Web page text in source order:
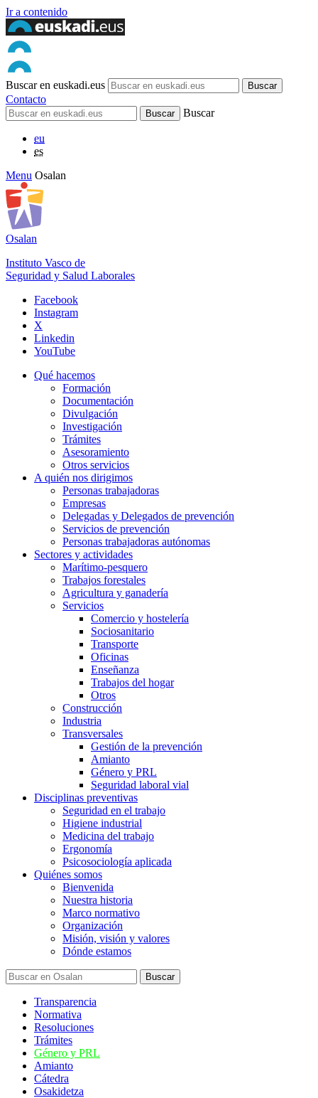
Ir a contenido
Buscar en euskadi.eus
Contacto
Buscar
eu
es
Menu Osalan
Osalan
Instituto Vasco de
Seguridad y Salud Laborales
Facebook
Instagram
X
Linkedin
YouTube
Qué hacemos
Formación
Documentación
Divulgación
Investigación
Trámites
Asesoramiento
Otros servicios
A quién nos dirigimos
Personas trabajadoras
Empresas
Delegadas y Delegados de prevención
Servicios de prevención
Personas trabajadoras autónomas
Sectores y actividades
Marítimo-pesquero
Trabajos forestales
Agricultura y ganadería
Servicios
Comercio y hostelería
Sociosanitario
Transporte
Oficinas
Enseñanza
Trabajos del hogar
Otros
Construcción
Industria
Transversales
Gestión de la prevención
Amianto
Género y PRL
Seguridad laboral vial
Disciplinas preventivas
Seguridad en el trabajo
Higiene industrial
Medicina del trabajo
Ergonomía
Psicosociología aplicada
Quiénes somos
Bienvenida
Nuestra historia
Marco normativo
Organización
Misión, visión y valores
Dónde estamos
Transparencia
Normativa
Resoluciones
Trámites
Género y PRL
Amianto
Cátedra
Osakidetza